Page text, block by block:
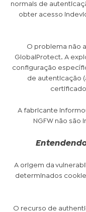
normais de
obter acesso
O problema não
GlobalProtect. A
configuração
de autenticação
A fabricante
NGFW não
A origem da
determinados
O recurso de